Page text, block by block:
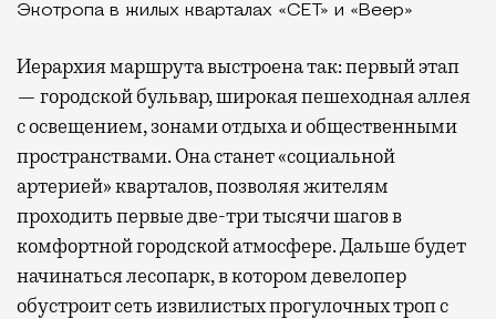
Экотропа в жилых кварталах «СЕТ» и «Веер»
Иерархия маршрута выстроена так: первый этап
— городской бульвар, широкая пешеходная аллея
с освещением, зонами отдыха и общественными
пространствами. Она станет «социальной
артерией» кварталов, позволяя жителям
проходить первые две-три тысячи шагов в
комфортной городской атмосфере. Дальше будет
начинаться лесопарк, в котором девелопер
обустроит сеть извилистых прогулочных троп с